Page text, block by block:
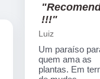
!!!"
Luiz
Um paraíso
quem ama as
plantas. Em